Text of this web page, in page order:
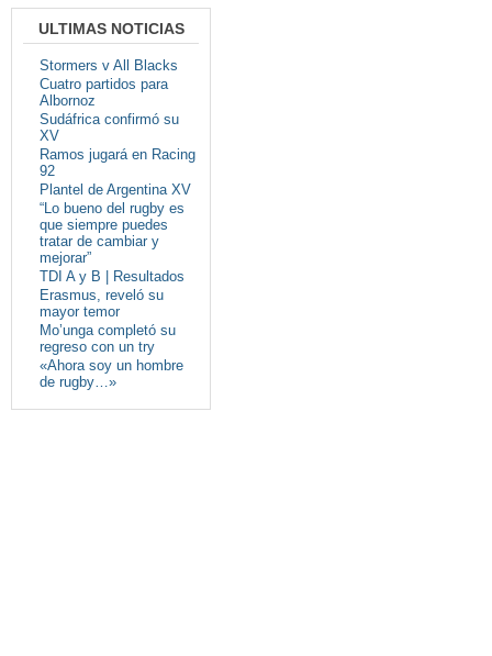
ULTIMAS NOTICIAS
Stormers v All Blacks
Cuatro partidos para
Albornoz
Sudáfrica confirmó su
XV
Ramos jugará en Racing
92
Plantel de Argentina XV
“Lo bueno del rugby es
que siempre puedes
tratar de cambiar y
mejorar”
TDI A y B | Resultados
Erasmus, reveló su
mayor temor
Mo’unga completó su
regreso con un try
«Ahora soy un hombre
de rugby…»